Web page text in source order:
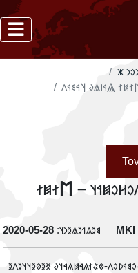
‮𐲦𐳢𐳐𐳀𐳙𐳛𐳙 𐳿𐳿𐳼𐳼 –
‮𐲦𐳢𐳐𐳀𐳙𐳛𐳙 𐳿𐳿𐳼𐳼
𐳘𐳉𐳍𐳒𐳉𐳖𐳉𐳙𐳦:
‭2020-05-28
‮𐲇𐳢. 𐲮𐳐𐳯𐳐 𐲖𐳁𐳥𐳖𐳜 𐲦𐳀𐳘𐳁𐳤,